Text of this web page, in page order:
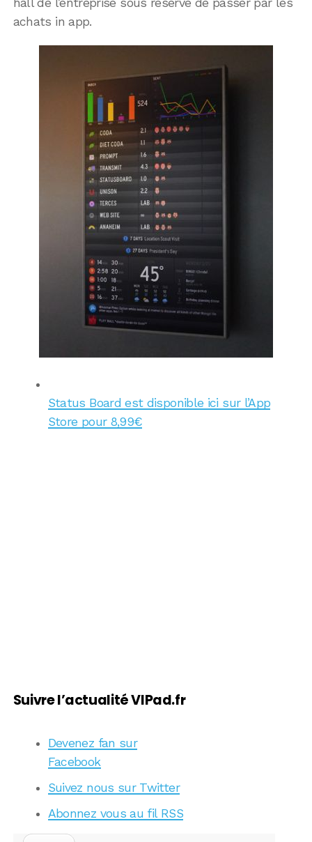
achats in app.
Status Board est disponible ici sur l’App
Store pour 8,99€
Suivre l’actualité VIPad.fr
Devenez fan sur
Facebook
Suivez nous sur Twitter
Abonnez vous au fil RSS